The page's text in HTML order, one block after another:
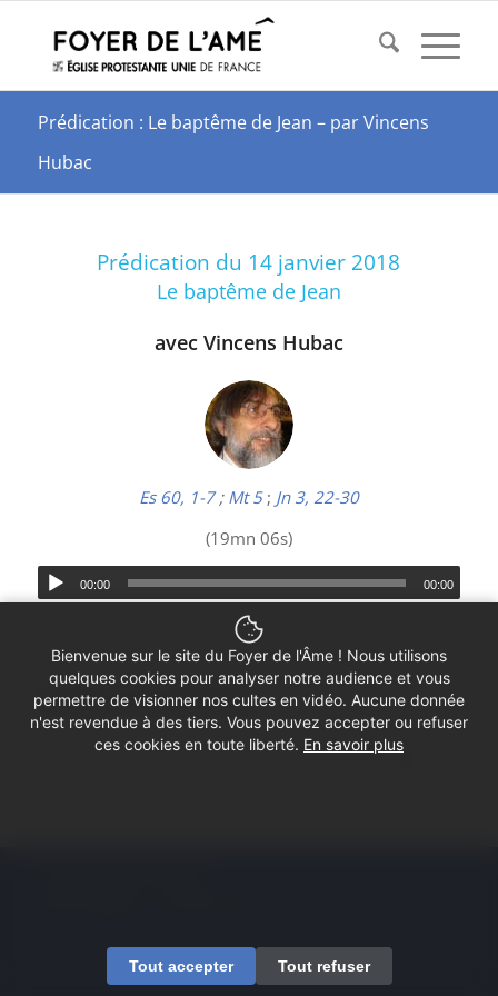
Prédication : Le baptême de Jean – par Vincens
Hubac
Prédication du 14 janvier 2018
Le baptême de Jean
avec Vincens Hubac
Es 60, 1-7; Mt 5; Jn 3, 22-30
(19mn 06s)
00:00 00:00
Partager cette prédication
Bienvenue sur le site du Foyer de l'Âme ! Nous utilisons
quelques cookies pour analyser notre audience et vous
permettre de visionner nos cultes en vidéo. Aucune donnée
n'est revendue à des tiers. Vous pouvez accepter ou refuser
ces cookies en toute liberté. En savoir plus
Tout accepter Tout refuser